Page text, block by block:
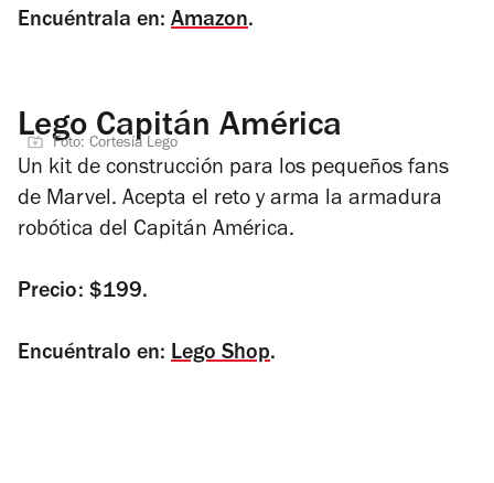
Encuéntrala en: Amazon.
Lego Capitán América
Foto: Cortesía Lego
Un kit de construcción para los pequeños fans
de Marvel. Acepta el reto y arma la armadura
robótica del Capitán América.
Precio: $199.
Encuéntralo en: Lego Shop.